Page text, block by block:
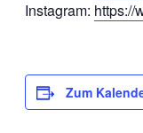
Instagram: https://
Zum